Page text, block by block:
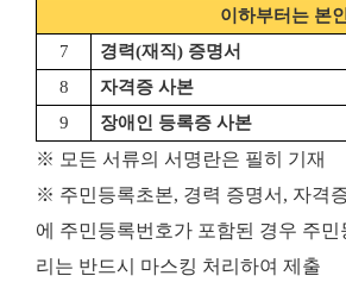
이하부터는 본
7
경력(재직) 증명서
8
자격증 사본
9
장애인 등록증 사본
※ 모든 서류의 서명란은 필히 기재
※ 주민등록초본, 경력 증명서, 자격
에 주민등록번호가 포함된 경우 주
리는 반드시 마스킹 처리하여 제출